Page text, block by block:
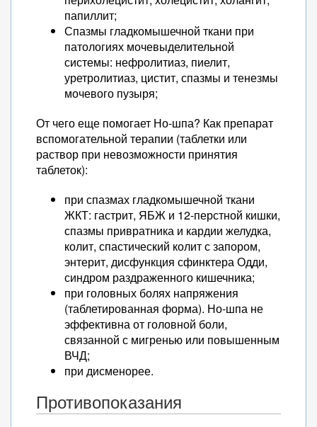
папиллит;
Спазмы гладкомышечной ткани при
патологиях мочевыделительной
системы: нефролитиаз, пиелит,
уретролитиаз, цистит, спазмы и тенезмы
мочевого пузыря;
От чего еще помогает Но-шпа? Как препарат
вспомогательной терапии (таблетки или
раствор при невозможности принятия
таблеток):
при спазмах гладкомышечной ткани
ЖКТ: гастрит, ЯБЖ и 12-перстной кишки,
спазмы привратника и кардии желудка,
колит, спастический колит с запором,
энтерит, дисфункция сфинктера Одди,
синдром раздраженного кишечника;
при головных болях напряжения
(таблетированная форма). Но-шпа не
эффективна от головной боли,
связанной с мигренью или повышенным
ВЧД;
при дисменорее.
Противопоказания